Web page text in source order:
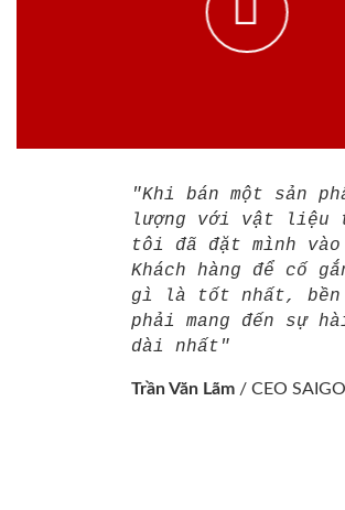
"Khi bán một sản
lượng với vật liệu
tôi đã đặt mình
Khách hàng để cố
gì là tốt nhất, bền
phải mang đến sự
dài nhất"
Trần Văn Lãm / CEO